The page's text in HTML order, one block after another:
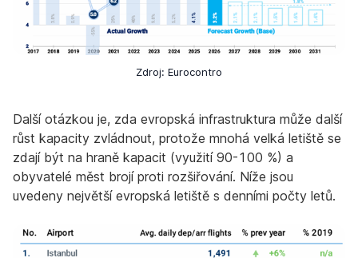
Zdroj: Eurocontro
Další otázkou je, zda evropská infrastruktura může další
růst kapacity zvládnout, protože mnohá velká letiště se
zdají být na hraně kapacit (využití 90-100 %) a
obyvatelé měst brojí proti rozšiřování. Níže jsou
uvedeny největší evropská letiště s denními počty letů.